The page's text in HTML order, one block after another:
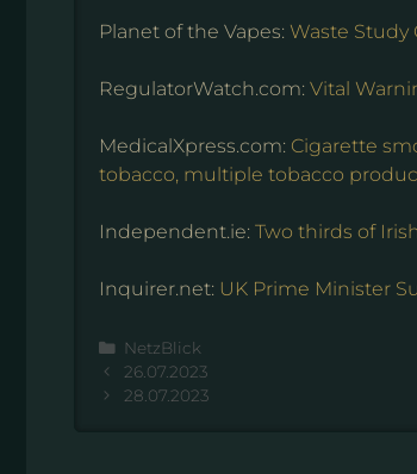
Planet of the Vapes: Waste Study
RegulatorWatch.com: Vital
MedicalXpress.com: Cigarette
tobacco, multiple tobacco
Independent.ie: Two thirds of
Inquirer.net: UK Prime Minister
Kategorien
NetzBlick
26.07.2023
28.07.2023